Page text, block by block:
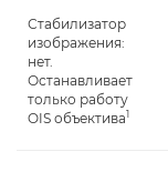
Стабилизатор
изображения:
нет.
Останавливает
только работу
OIS объектива1